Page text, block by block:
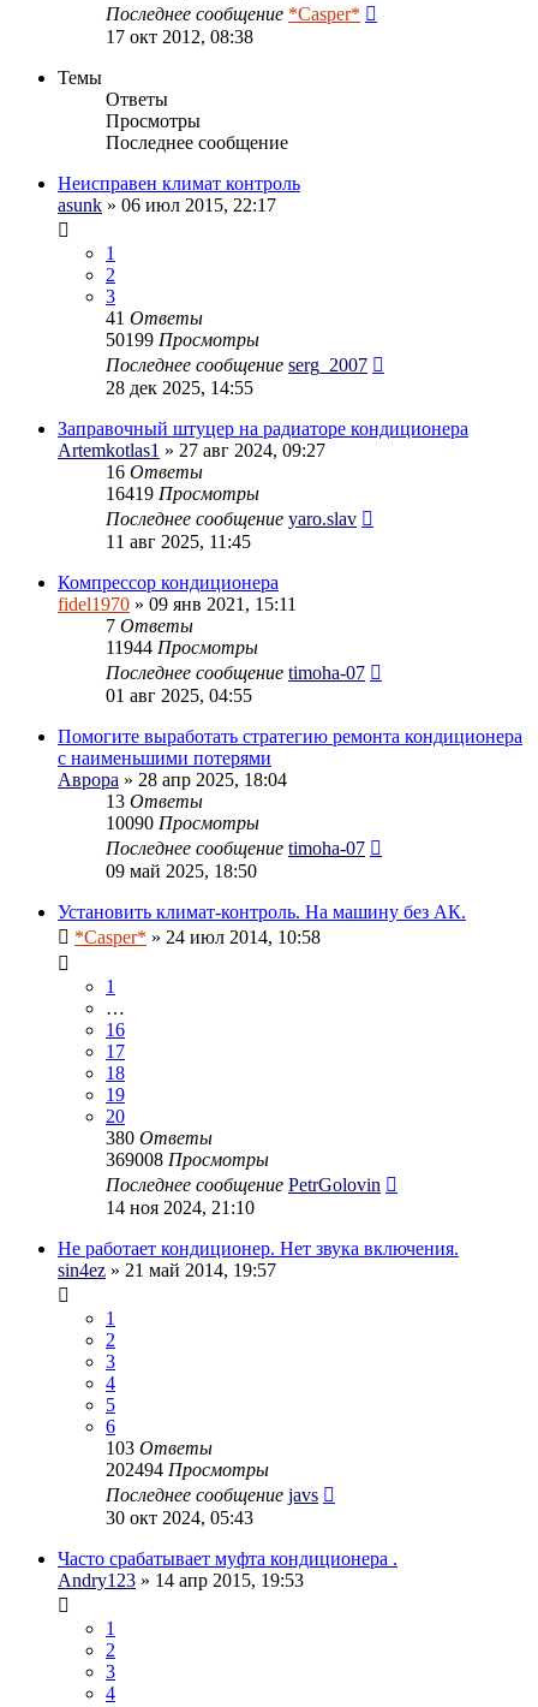
Последнее сообщение *Casper*
17 окт 2012, 08:38
Темы
Ответы
Просмотры
Последнее сообщение
Неисправен климат контроль
asunk » 06 июл 2015, 22:17
1
2
3
41 Ответы
50199 Просмотры
Последнее сообщение serg_2007
28 дек 2025, 14:55
Заправочный штуцер на радиаторе кондиционера
Artemkotlas1 » 27 авг 2024, 09:27
16 Ответы
16419 Просмотры
Последнее сообщение yaro.slav
11 авг 2025, 11:45
Компрессор кондиционера
fidel1970 » 09 янв 2021, 15:11
7 Ответы
11944 Просмотры
Последнее сообщение timoha-07
01 авг 2025, 04:55
Помогите выработать стратегию ремонта кондиционера
с наименьшими потерями
Аврора » 28 апр 2025, 18:04
13 Ответы
10090 Просмотры
Последнее сообщение timoha-07
09 май 2025, 18:50
Установить климат-контроль. На машину без АК.
*Casper* » 24 июл 2014, 10:58
1
…
16
17
18
19
20
380 Ответы
369008 Просмотры
Последнее сообщение PetrGolovin
14 ноя 2024, 21:10
Не работает кондиционер. Нет звука включения.
sin4ez » 21 май 2014, 19:57
1
2
3
4
5
6
103 Ответы
202494 Просмотры
Последнее сообщение javs
30 окт 2024, 05:43
Часто срабатывает муфта кондиционера .
Andry123 » 14 апр 2015, 19:53
1
2
3
4